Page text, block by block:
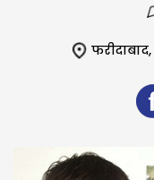
फरीदाबाद,